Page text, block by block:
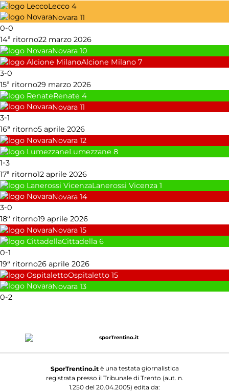
Lecco 4
Novara 11
0-0
14ª ritorno22 marzo 2026
Novara 10
Alcione Milano 7
3-0
15ª ritorno29 marzo 2026
Renate 4
Novara 11
3-1
16ª ritorno5 aprile 2026
Novara 12
Lumezzane 8
1-3
17ª ritorno12 aprile 2026
Lanerossi Vicenza 1
Novara 14
3-0
18ª ritorno19 aprile 2026
Novara 15
Cittadella 6
0-1
19ª ritorno26 aprile 2026
Ospitaletto 15
Novara 13
0-2
SporTrentino.itè una testata giornalistica
registrata presso il Tribunale di Trento (aut. n.
1.250 del 20.04.2005) edita da: